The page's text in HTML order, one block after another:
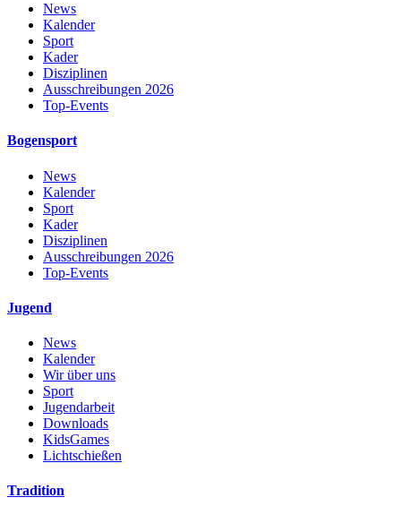
News
Kalender
Sport
Kader
Disziplinen
Ausschreibungen 2026
Top-Events
Bogensport
News
Kalender
Sport
Kader
Disziplinen
Ausschreibungen 2026
Top-Events
Jugend
News
Kalender
Wir über uns
Sport
Jugendarbeit
Downloads
KidsGames
Lichtschießen
Tradition